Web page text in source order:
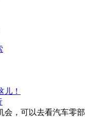
！
会，可以去看汽车零部